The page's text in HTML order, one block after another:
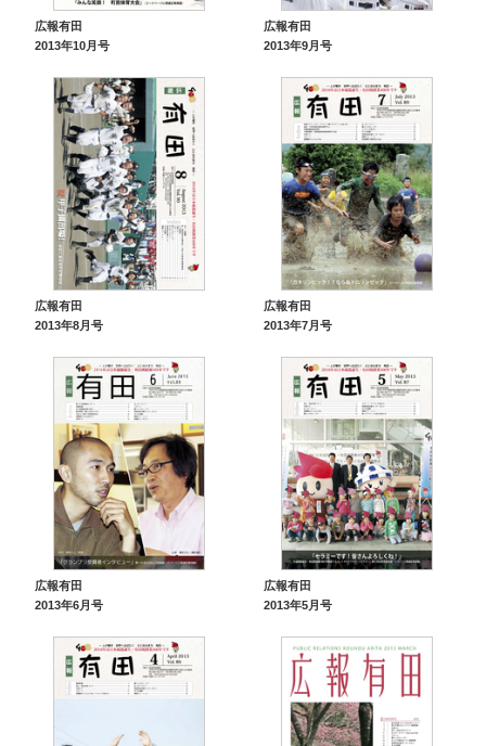
広報有田
2013年10月号
広報有田
2013年9月号
広報有田
2013年8月号
広報有田
2013年7月号
広報有田
2013年6月号
広報有田
2013年5月号